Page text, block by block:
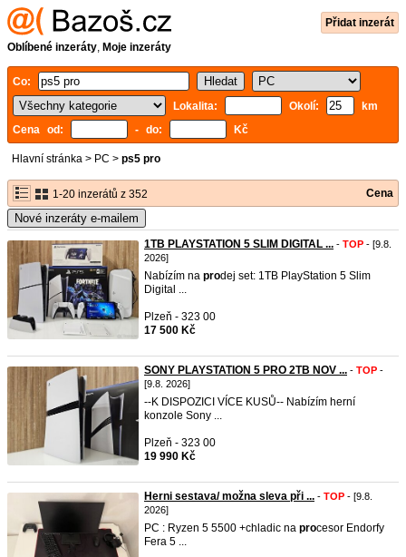
Přidat inzerát
Oblíbené inzeráty, Moje inzeráty
Co:
Lokalita:
Okolí:
km
Cena od:
- do: Kč
Hlavní stránka > PC > ps5 pro
1-20 inzerátů z 352 Cena
Nové inzeráty e-mailem
1TB PLAYSTATION 5 SLIM DIGITAL ... - TOP - [9.8.
2026]
Nabízím na prodej set: 1TB PlayStation 5 Slim
Digital ...
Plzeň - 323 00
17 500 Kč
SONY PLAYSTATION 5 PRO 2TB NOV ... - TOP -
[9.8. 2026]
--K DISPOZICI VÍCE KUSŮ-- Nabízím herní
konzole Sony ...
Plzeň - 323 00
19 990 Kč
Herni sestava/ možna sleva při ... - TOP - [9.8.
2026]
PC : Ryzen 5 5500 +chladic na procesor Endorfy
Fera 5 ...